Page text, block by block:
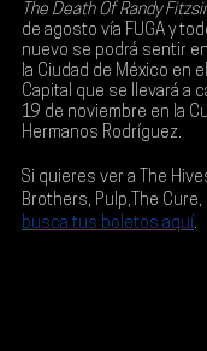
The Death Of Randy
de agosto vía FUGA y
nuevo se podrá sentir
la Ciudad de México en
Capital que se llevará a
19 de noviembre en la
Hermanos Rodríguez.
Si quieres ver a The
Brothers, Pulp,The Cure,
busca tus boletos aquí.